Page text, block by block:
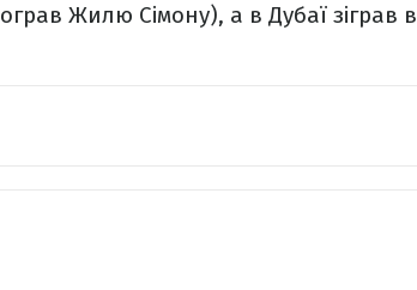
Жилю Сімону), а в Дубаї зіграв в